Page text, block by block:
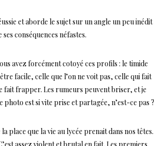
et aborde le sujet sur un angle un peu inédit
conséquences néfastes.
avez forcément cotoyé ces profils : le timide
facile, celle que l’on ne voit pas, celle qui fait
fait frapper. Les rumeurs peuvent briser, et je
photo est si vite prise et partagée, n’est-ce pas ?
place que la vie au lycée prenait dans nos têtes.